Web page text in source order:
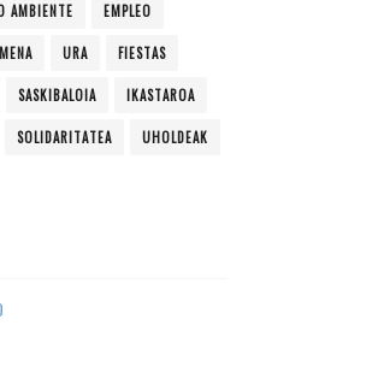
AMBIENTE EMPLEO
URA FIESTAS
SASKIBALOIA IKASTAROA
SOLIDARITATEA UHOLDEAK